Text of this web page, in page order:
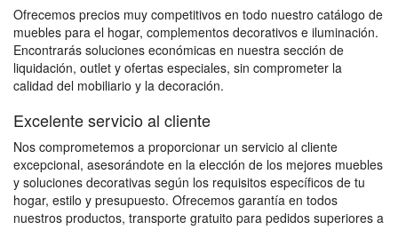
Ofrecemos precios muy competitivos en todo nuestro catálogo de
muebles para el hogar, complementos decorativos e iluminación.
Encontrarás soluciones económicas en nuestra sección de
liquidación, outlet y ofertas especiales, sin comprometer la
calidad del mobiliario y la decoración.
Excelente servicio al cliente
Nos comprometemos a proporcionar un servicio al cliente
excepcional, asesorándote en la elección de los mejores muebles
y soluciones decorativas según los requisitos específicos de tu
hogar, estilo y presupuesto. Ofrecemos garantía en todos
nuestros productos, transporte gratuito para pedidos superiores a